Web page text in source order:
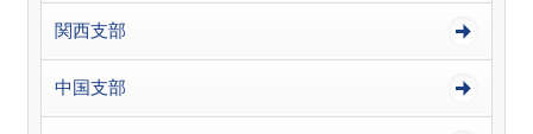
関西支部
中国支部